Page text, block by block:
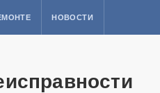
НОВОСТИ